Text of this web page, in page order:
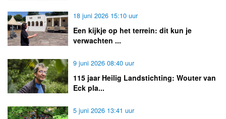
18 juni 2026 15:10 uur
Een kijkje op het terrein: dit kun je
verwachten ...
9 juni 2026 08:40 uur
115 jaar Heilig Landstichting: Wouter van
Eck pla...
5 juni 2026 13:41 uur